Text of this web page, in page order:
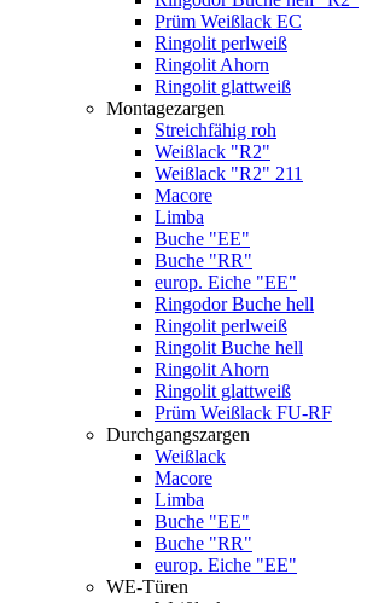
Prüm Weißlack EC
Ringolit perlweiß
Ringolit Ahorn
Ringolit glattweiß
Montagezargen
Streichfähig roh
Weißlack "R2"
Weißlack "R2" 211
Macore
Limba
Buche "EE"
Buche "RR"
europ. Eiche "EE"
Ringodor Buche hell
Ringolit perlweiß
Ringolit Buche hell
Ringolit Ahorn
Ringolit glattweiß
Prüm Weißlack FU-RF
Durchgangszargen
Weißlack
Macore
Limba
Buche "EE"
Buche "RR"
europ. Eiche "EE"
WE-Türen